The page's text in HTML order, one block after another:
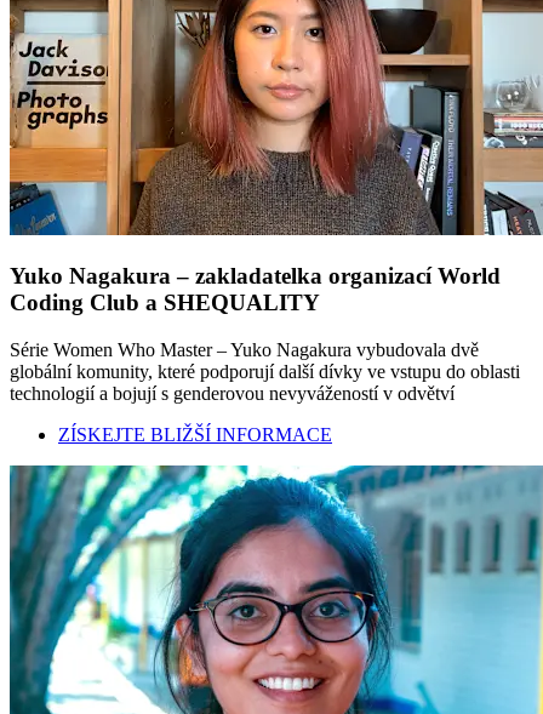
Yuko Nagakura – zakladatelka organizací World
Coding Club a SHEQUALITY
Série Women Who Master – Yuko Nagakura vybudovala dvě
globální komunity, které podporují další dívky ve vstupu do oblasti
technologií a bojují s genderovou nevyvážeností v odvětví
ZÍSKEJTE BLIŽŠÍ INFORMACE